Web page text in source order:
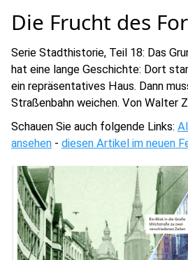
Die Frucht des
Serie Stadthistorie, Teil 18: Das
hat eine lange Geschichte: Dort
ein repräsentatives Haus. Dann
Straßenbahn weichen. Von Walter
Schauen Sie auch folgende Links:
ansehen - diesen Artikel im neuen